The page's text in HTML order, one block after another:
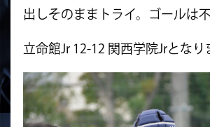
出しそのままトライ。
ゴールは
立命館Jr 12-12 関西学院Jrとなり